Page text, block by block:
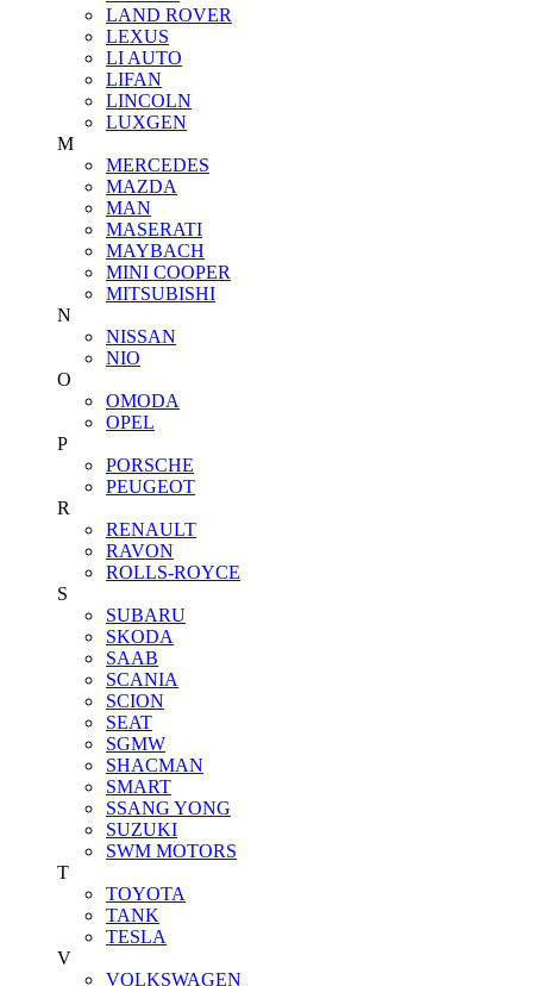
LAND ROVER
LEXUS
LI AUTO
LIFAN
LINCOLN
LUXGEN
M
MERCEDES
MAZDA
MAN
MASERATI
MAYBACH
MINI COOPER
MITSUBISHI
N
NISSAN
NIO
O
OMODA
OPEL
P
PORSCHE
PEUGEOT
R
RENAULT
RAVON
ROLLS-ROYCE
S
SUBARU
SKODA
SAAB
SCANIA
SCION
SEAT
SGMW
SHACMAN
SMART
SSANG YONG
SUZUKI
SWM MOTORS
T
TOYOTA
TANK
TESLA
V
VOLKSWAGEN